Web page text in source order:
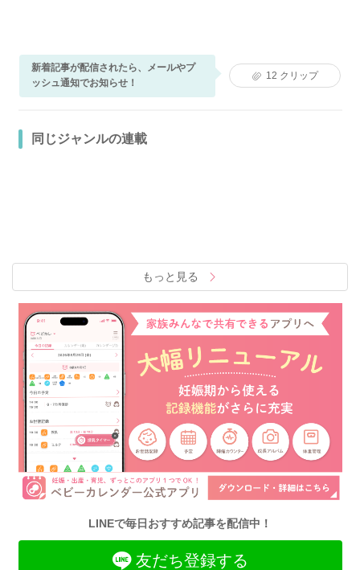
新着記事が配信されたら、メールやプ
ッシュ通知でお知らせ！
12 クリップ
同じジャンルの連載
もっと見る
LINEで毎日おすすめ記事を配信中！
友だち登録する